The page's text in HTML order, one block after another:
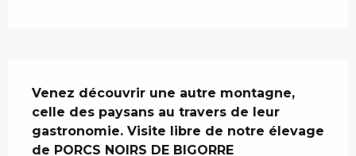
Venez découvrir une autre montagne,
celle des paysans au travers de leur
gastronomie. Visite libre de notre élevage
de PORCS NOIRS DE BIGORRE